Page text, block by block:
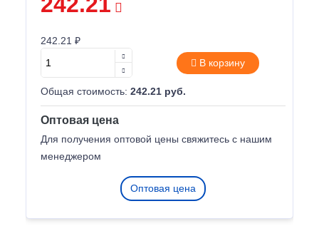
242.21 ₽
В корзину
Общая стоимость: 242.21 руб.
Оптовая цена
Для получения оптовой цены свяжитесь с нашим
менеджером
Оптовая цена